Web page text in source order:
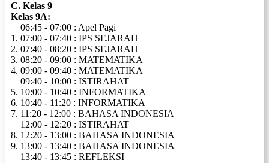
C. Kelas 9
Kelas 9A:
06:45 - 07:00 : Apel Pagi
1. 07:00 - 07:40 : IPS SEJARAH
2. 07:40 - 08:20 : IPS SEJARAH
3. 08:20 - 09:00 : MATEMATIKA
4. 09:00 - 09:40 : MATEMATIKA
09:40 - 10:00 : ISTIRAHAT
5. 10:00 - 10:40 : INFORMATIKA
6. 10:40 - 11:20 : INFORMATIKA
7. 11:20 - 12:00 : BAHASA INDONESIA
12:00 - 12:20 : ISTIRAHAT
8. 12:20 - 13:00 : BAHASA INDONESIA
9. 13:00 - 13:40 : BAHASA INDONESIA
13:40 - 13:45 : REFLEKSI